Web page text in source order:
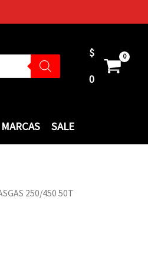
$
0
MARCAS SALE
250/450 50T